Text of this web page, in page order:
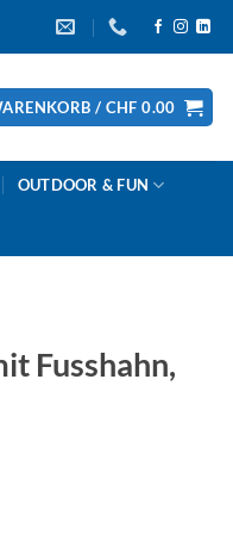
/ CHF 0.00
OUTDOOR & FUN
Fusshahn,